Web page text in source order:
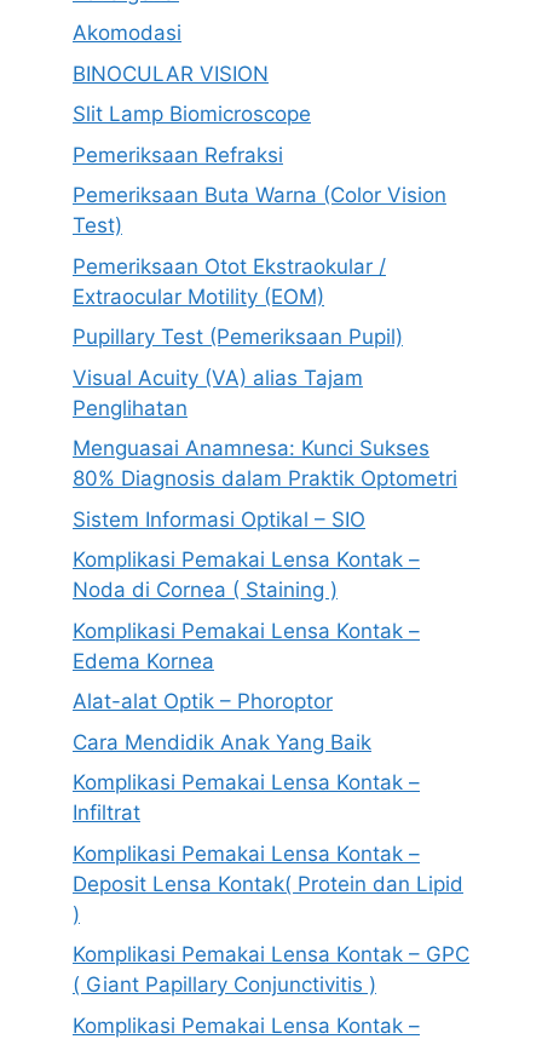
Akomodasi
BINOCULAR VISION
Slit Lamp Biomicroscope
Pemeriksaan Refraksi
Pemeriksaan Buta Warna (Color Vision
Test)
Pemeriksaan Otot Ekstraokular /
Extraocular Motility (EOM)
Pupillary Test (Pemeriksaan Pupil)
Visual Acuity (VA) alias Tajam
Penglihatan
Menguasai Anamnesa: Kunci Sukses
80% Diagnosis dalam Praktik Optometri
Sistem Informasi Optikal – SIO
Komplikasi Pemakai Lensa Kontak –
Noda di Cornea ( Staining )
Komplikasi Pemakai Lensa Kontak –
Edema Kornea
Alat-alat Optik – Phoroptor
Cara Mendidik Anak Yang Baik
Komplikasi Pemakai Lensa Kontak –
Infiltrat
Komplikasi Pemakai Lensa Kontak –
Deposit Lensa Kontak( Protein dan Lipid
)
Komplikasi Pemakai Lensa Kontak – GPC
( Giant Papillary Conjunctivitis )
Komplikasi Pemakai Lensa Kontak –